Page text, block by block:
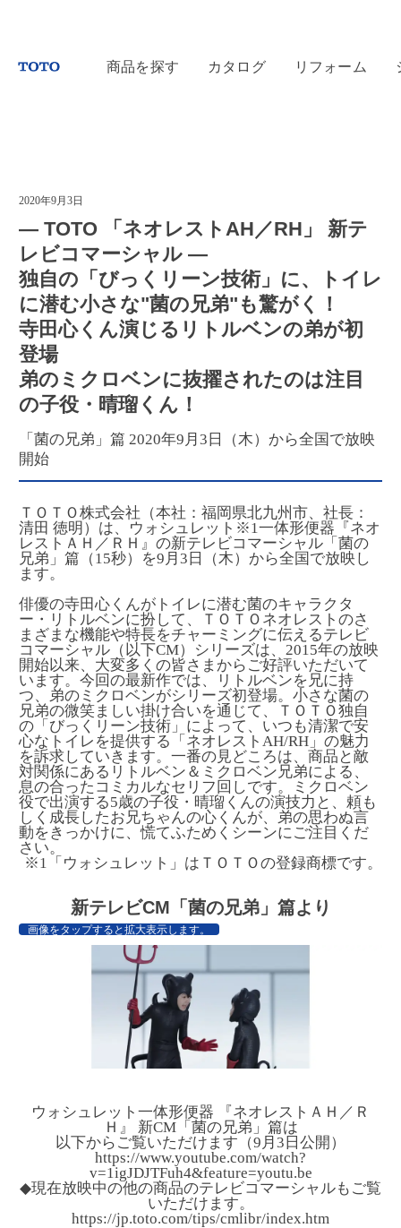
商品を探す カタログ リフォーム
2020年9月3日
― TOTO 「ネオレストAH／RH」 新テ
レビコマーシャル ―
独自の「びっくリーン技術」に、トイレ
に潜む小さな"菌の兄弟"も驚がく！
寺田心くん演じるリトルベンの弟が初
登場
弟のミクロベンに抜擢されたのは注目
の子役・晴瑠くん！
「菌の兄弟」篇 2020年9月3日（木）から全国で放映
開始
ＴＯＴＯ株式会社（本社：福岡県北九州市、社長：
清田 徳明）は、ウォシュレット ※1一体形便器『ネオ
レストＡＨ／ＲＨ』の新テレビコマーシャル「菌の
兄弟」篇（15秒）を9月3日（木）から全国で放映し
ます。
俳優の寺田心くんがトイレに潜む菌のキャラクタ
ー・リトルベンに扮して、ＴＯＴＯネオレストのさ
まざまな機能や特長をチャーミングに伝えるテレビ
コマーシャル（以下CM）シリーズは、2015年の放映
開始以来、大変多くの皆さまからご好評いただいて
います。今回の最新作では、リトルベンを兄に持
つ、弟のミクロベンがシリーズ初登場。小さな菌の
兄弟の微笑ましい掛け合いを通じて、ＴＯＴＯ独自
の「びっくリーン技術」によって、いつも清潔で安
心なトイレを提供する「ネオレストAH/RH」の魅力
を訴求していきます。一番の見どころは、商品と敵
対関係にあるリトルベン＆ミクロベン兄弟による、
息の合ったコミカルなセリフ回しです。ミクロベン
役で出演する5歳の子役・晴瑠くんの演技力と、頼も
しく成長したお兄ちゃんの心くんが、弟の思わぬ言
動をきっかけに、慌てふためくシーンにご注目くだ
さい。
※1「ウォシュレット」はＴＯＴＯの登録商標です。
新テレビCM「菌の兄弟」篇より
画像をタップすると拡大表示します。
ウォシュレット一体形便器 『ネオレストＡＨ／Ｒ
Ｈ』 新CM「菌の兄弟」篇は
以下からご覧いただけます（9月3日公開）
https://www.youtube.com/watch?
v=1igJDJTFuh4&feature=youtu.be
◆現在放映中の他の商品のテレビコマーシャルもご覧
いただけます。
https://jp.toto.com/tips/cmlibr/index.htm